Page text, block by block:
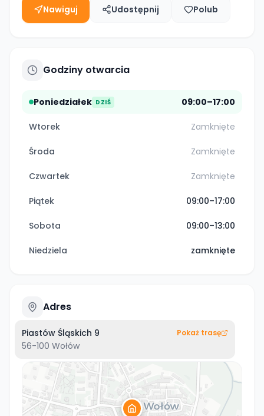
Nawiguj Udostępnij Polub
Godziny otwarcia
Poniedziałek DZIŚ 09:00–17:00
Wtorek Zamknięte
Środa Zamknięte
Czwartek Zamknięte
Piątek 09:00–17:00
Sobota 09:00–13:00
Niedziela zamknięte
Adres
Piastów Śląskich 9
56-100 Wołów
Pokaż trasę